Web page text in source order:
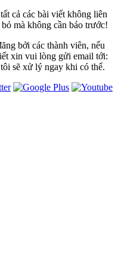
cả các bài viết không liên
mà không cần báo trước!
bởi các thành viên, nếu
xin vui lòng gửi email tới:
sẽ xử lý ngay khi có thể.